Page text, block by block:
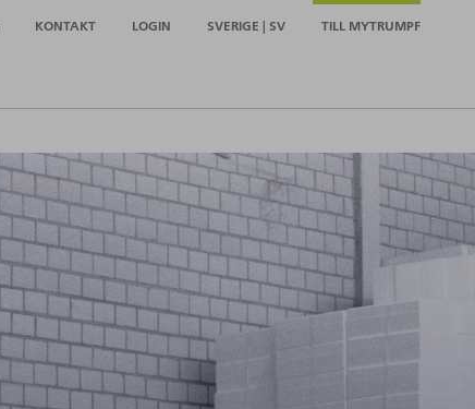
KONTAKT LOGIN SVERIGE | SV TILL MYTRUMPF